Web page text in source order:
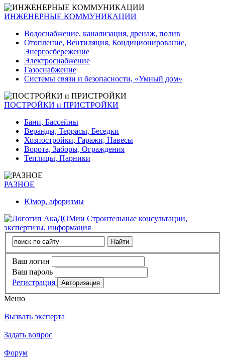
ИНЖЕНЕРНЫЕ КОММУНИКАЦИИ
Водоснабжение, канализация, дренаж, полив
Отопление, Вентиляция, Кондиционирование,
Энергосбережение
Электроснабжение
Газоснабжение
Системы связи и безопасности, «Умный дом»
ПОСТРОЙКИ и ПРИСТРОЙКИ
Бани, Бассейны
Веранды, Террасы, Беседки
Хозпостройки, Гаражи, Навесы
Ворота, Заборы, Ограждения
Теплицы, Парники
РАЗНОЕ
Юмор, афоризмы
Строительные консультации,
экспертизы, информация
Ваш логин
Ваш пароль
Регистрация
Меню
Вызвать эксперта
Задать вопрос
Форум